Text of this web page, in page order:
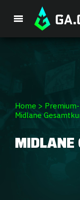
Single
Home >
Midlane
MIDLANE